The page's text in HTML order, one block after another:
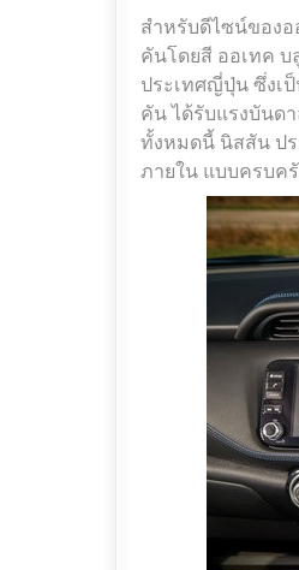
สำหรับดีไซน์ของ
คันโดยสี ออเทค บ
ประเทศญี่ปุ่น ซึ่งเ
คัน ได้รับแรงบันด
ทั้งหมดนี้ นิสสัน ปร
ภายใน แบบครบค